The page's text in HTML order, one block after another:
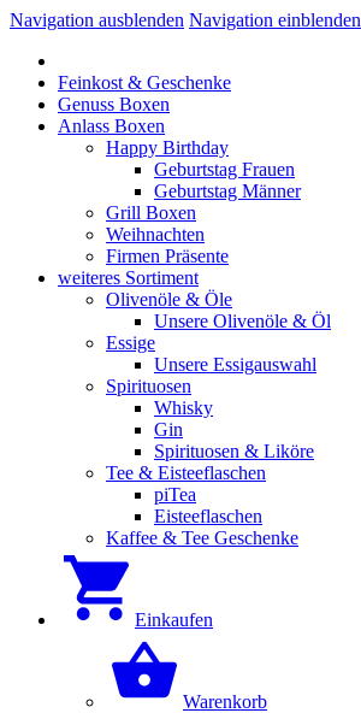
Navigation ausblenden Navigation einblenden
Feinkost & Geschenke
Genuss Boxen
Anlass Boxen
Happy Birthday
Geburtstag Frauen
Geburtstag Männer
Grill Boxen
Weihnachten
Firmen Präsente
weiteres Sortiment
Olivenöle & Öle
Unsere Olivenöle & Öl
Essige
Unsere Essigauswahl
Spirituosen
Whisky
Gin
Spirituosen & Liköre
Tee & Eisteeflaschen
piTea
Eisteeflaschen
Kaffee & Tee Geschenke
Einkaufen
Warenkorb